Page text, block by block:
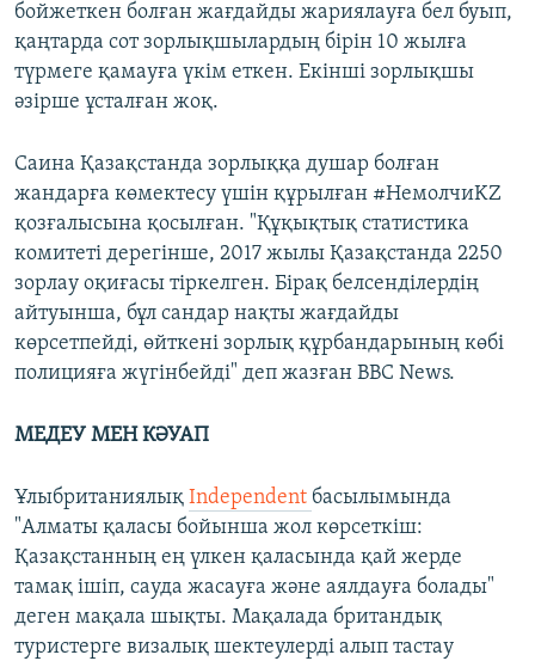
бойжеткен болған жағдайды жариялауға бел буып,
қаңтарда сот зорлықшылардың бірін 10 жылға
түрмеге қамауға үкім еткен. Екінші зорлықшы
әзірше ұсталған жоқ.
Саина Қазақстанда зорлыққа душар болған
жандарға көмектесу үшін құрылған #НемолчиKZ
қозғалысына қосылған. "Құқықтық статистика
комитеті дерегінше, 2017 жылы Қазақстанда 2250
зорлау оқиғасы тіркелген. Бірақ белсенділердің
айтуынша, бұл сандар нақты жағдайды
көрсетпейді, өйткені зорлық құрбандарының көбі
полицияға жүгінбейді" деп жазған BBC News.
МЕДЕУ МЕН КӘУАП
Ұлыбританиялық Independent басылымында
"Алматы қаласы бойынша жол көрсеткіш:
Қазақстанның ең үлкен қаласында қай жерде
тамақ ішіп, сауда жасауға және аялдауға болады"
деген мақала шықты. Мақалада британдық
туристерге визалық шектеулерді алып тастау